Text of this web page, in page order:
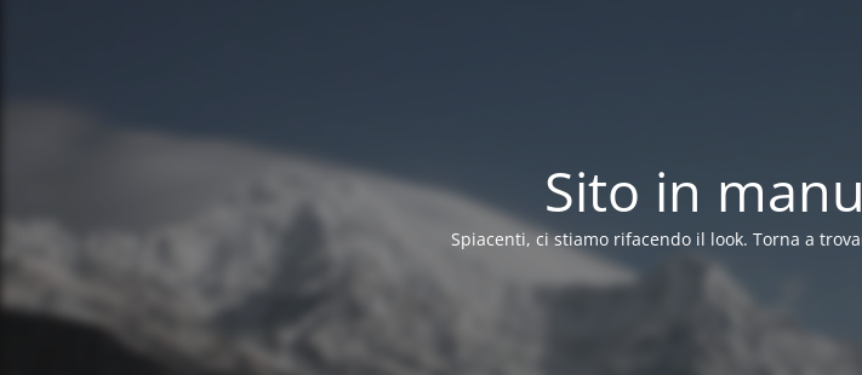
Sito in
Spiacenti, ci stiamo rifacendo il look. Torna a